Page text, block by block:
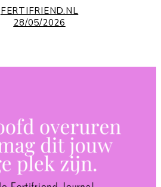
FERTIFRIEND.NL
28/05/2026